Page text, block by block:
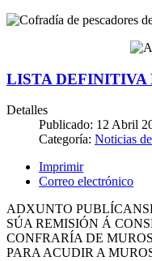
LISTA DEFINITIVA
Detalles
Publicado: 12 Abril
Categoría: Noticias
Imprimir
Correo electrónico
ADXUNTO
SÚA REMISIÓN Á
CONFRARÍA DE
PARA ACUDIR A